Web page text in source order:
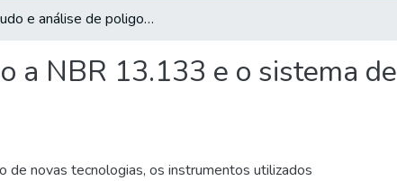
Estudo e análise de poligonais segundo a NBR 13.133 e o sistema de posicionamento global.
a NBR 13.133 e o sistema de
de novas tecnologias, os instrumentos utilizados